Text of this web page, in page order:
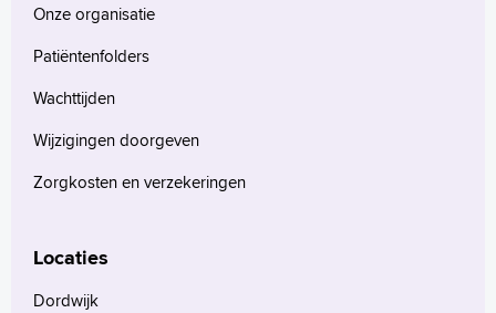
Onze organisatie
Patiëntenfolders
Wachttijden
Wijzigingen doorgeven
Zorgkosten en verzekeringen
Locaties
Dordwijk